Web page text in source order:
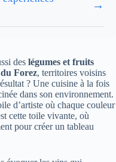
→
des légumes et fruits
Forez, territoires voisins
? Une cuisine à la fois
dans son environnement.
d’artiste où chaque couleur
cette toile vivante, où
pour créer un tableau